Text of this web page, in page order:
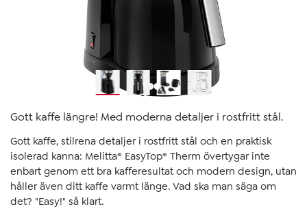
Gott kaffe längre! Med moderna detaljer i rostfritt stål.
Gott kaffe, stilrena detaljer i rostfritt stål och en praktisk
isolerad kanna: Melitta® EasyTop® Therm övertygar inte
enbart genom ett bra kafferesultat och modern design, utan
håller även ditt kaffe varmt länge. Vad ska man säga om
det? "Easy!" så klart.